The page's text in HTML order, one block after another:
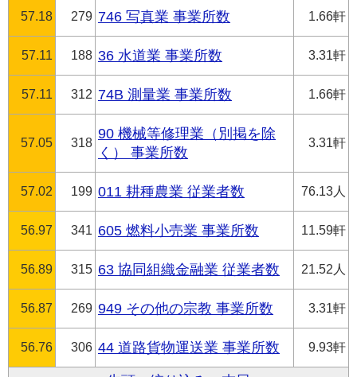
57.18 279 746 写真業 事業所数 1.66軒
57.11 188 36 水道業 事業所数 3.31軒
57.11 312 74B 測量業 事業所数 1.66軒
57.05 318
90 機械等修理業（別掲を除
く） 事業所数
3.31軒
57.02 199 011 耕種農業 従業者数 76.13人
56.97 341 605 燃料小売業 事業所数 11.59軒
56.89 315 63 協同組織金融業 従業者数 21.52人
56.87 269 949 その他の宗教 事業所数 3.31軒
56.76 306 44 道路貨物運送業 事業所数 9.93軒